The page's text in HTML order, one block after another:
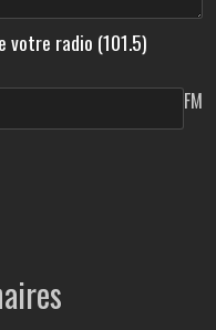
votre radio (101.5)
FM